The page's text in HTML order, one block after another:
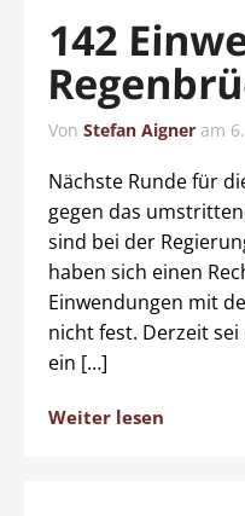
142
Von Stefan Aigner am
Nächste Runde für
gegen das
sind bei der
haben sich einen
Einwendungen mit
nicht fest. Derzeit
ein […]
Weiter lesen